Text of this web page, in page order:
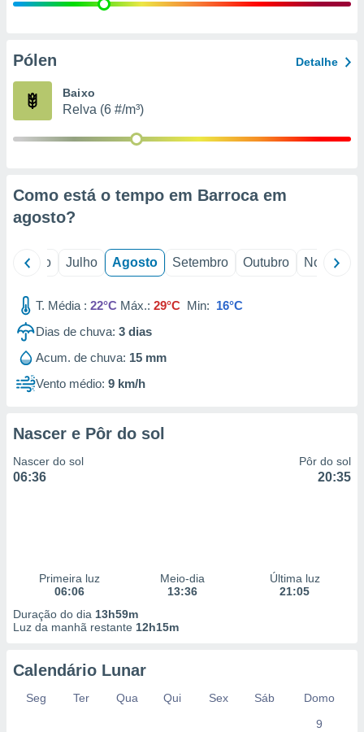
e
de
Pólen Detalhe
Baixo
Relva (6 #/m³)
Como está o tempo em Barroca em
agosto?
Junho Julho Agosto Setembro Outubro Novembro
T. Média : 22°C Máx.: 29°C Min: 16°C
Dias de chuva: 3 dias
Acum. de chuva: 15 mm
Vento médio: 9 km/h
Nascer e Pôr do sol
Nascer do sol
06:36
Pôr do sol
20:35
Primeira luz
06:06
Meio-dia
13:36
Última luz
21:05
Duração do dia 13h59m
Luz da manhã restante 12h15m
Calendário Lunar
Seg Ter Qua Qui Sex Sáb
Domo
9